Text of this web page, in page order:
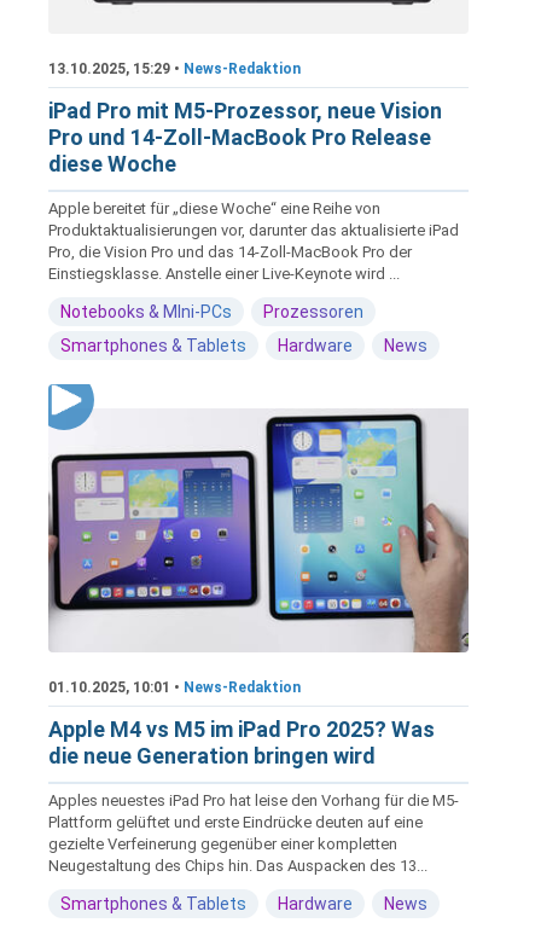
13.10.2025, 15:29 • News-Redaktion
iPad Pro mit M5-Prozessor, neue Vision
Pro und 14-Zoll-MacBook Pro Release
diese Woche
Apple bereitet für „diese Woche“ eine Reihe von
Produktaktualisierungen vor, darunter das aktualisierte iPad
Pro, die Vision Pro und das 14-Zoll-MacBook Pro der
Einstiegsklasse. Anstelle einer Live-Keynote wird ...
Notebooks & MIni-PCs
Prozessoren
Smartphones & Tablets
Hardware News
01.10.2025, 10:01 • News-Redaktion
Apple M4 vs M5 im iPad Pro 2025? Was
die neue Generation bringen wird
Apples neuestes iPad Pro hat leise den Vorhang für die M5-
Plattform gelüftet und erste Eindrücke deuten auf eine
gezielte Verfeinerung gegenüber einer kompletten
Neugestaltung des Chips hin. Das Auspacken des 13...
Smartphones & Tablets Hardware News